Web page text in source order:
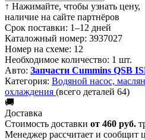
↑ Нажимайте, чтобы узнать цену,
наличие на сайте партнёров
Срок поставки: 1–12 дней
Каталожный номер: 3937027
Номер на схеме: 12
Необходимое количество: 1 шт.
Авто: Запчасти Cummins QSB
Категория: Водяной насос,
охлаждения (всего деталей 64)
🚚
Доставка
Стоимость доставки от 460 руб.
Менеджер рассчитает и сообщит